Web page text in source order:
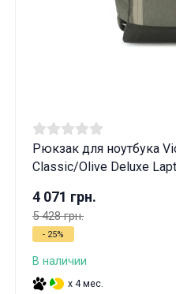
Рюкзак для ноутбука
Classic/Olive Deluxe
4 071 грн.
5 428 грн.
- 25%
В наличии
x 4 мес.